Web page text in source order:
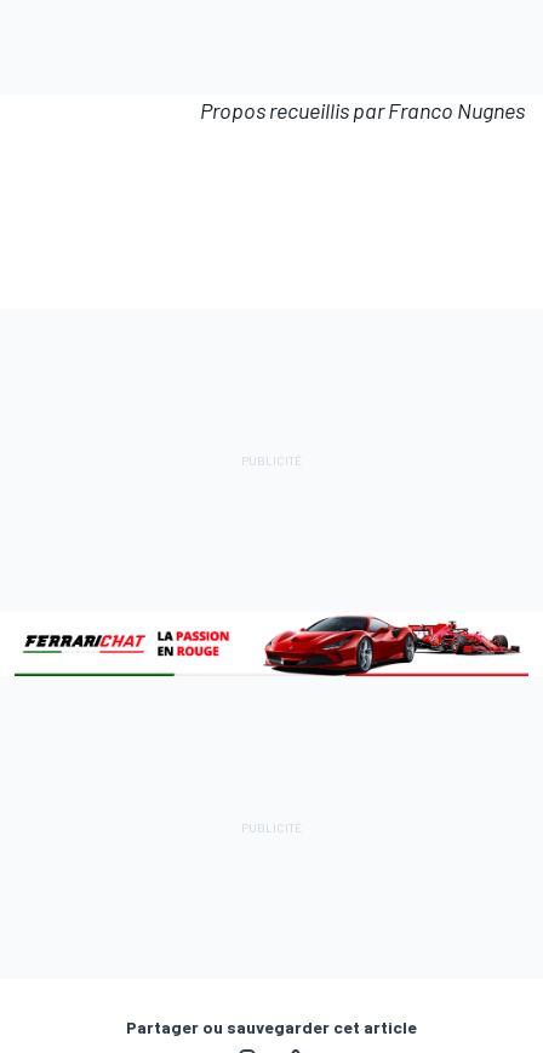
Propos recueillis par Franco Nugnes
Partager ou sauvegarder cet article